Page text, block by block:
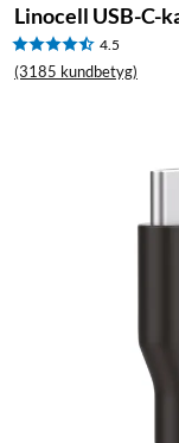
Linocell USB-C-
4.5
(3185 kundbetyg)